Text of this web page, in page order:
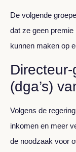
De volgende
dat ze geen
kunnen maken op
(dga’s)
Volgens de
inkomen en meer
de noodzaak voor